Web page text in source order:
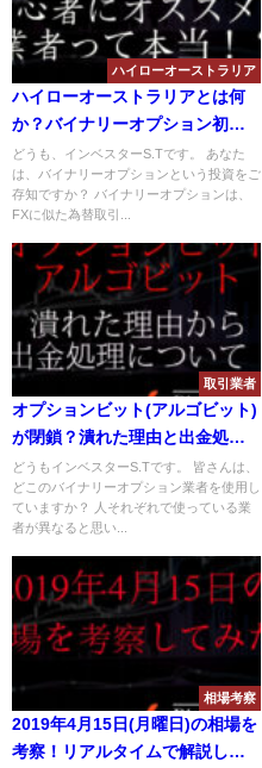
ハイローオーストラリア
ハイローオーストラリアとは何
か？バイナリーオプション初心
者でも勝率を上げて勝つために
は？
どうも、インベスターS.Tです。 あなた
は、バイナリーオプションという投資をご
存知ですか？ バイナリーオプションは、
FXに似た為替取引...
取引業者
オプションビット(アルゴビット)
が閉鎖？潰れた理由と出金処理
や返金について解説！
どうもインベスターS.Tです。 皆さんは、
どこのバイナリーオプション業者を使用し
ていますか？ 人それぞれで使っている業
者が異なると思い...
相場考察
2019年4月15日(月曜日)の相場を
考察！リアルタイムで解説しま